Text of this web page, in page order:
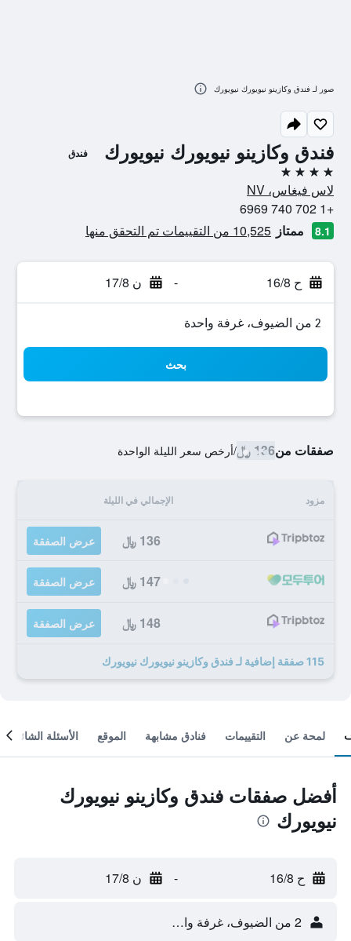
فندق وكازينو نيويورك نيويورك فندق
4 نجوم
لاس فيغاس، NV
+1 702 740 6969
8.1 ممتاز 10,525 من التقييمات تم التحقق منها
ح 16/8 - ن 17/8
2 من الضيوف، غرفة واحدة
بحث
صفقات من136 ﷼ /أرخص سعر الليلة الواحدة
مزود الإجمالي في الليلة
136 ﷼ عرض الصفقة
147 ﷼ عرض الصفقة
148 ﷼ عرض الصفقة
115 صفقة إضافية لـ فندق وكازينو نيويورك نيويورك
صور لـ فندق وكازينو نيويورك نيويورك
لمحة عن التقييمات فنادق مشابهة الموقع الأسئلة الشائعة
أفضل صفقات فندق وكازينو نيويورك
نيويورك
ح 16/8 - ن 17/8
2 من الضيوف، غرفة واحدة